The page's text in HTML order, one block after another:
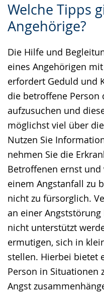
Welche Tipps
Angehörige?
Die Hilfe und
eines Angehörigen
erfordert Geduld und
die betroffene Person
aufzusuchen und
möglichst viel über
Nutzen Sie
nehmen Sie die
Betroffenen ernst und
einem Angstanfall zu
nicht zu fürsorglich.
an einer
nicht unterstützt
ermutigen, sich in
stellen. Hierbei bietet
Person in Situationen
Angst
Leichten
Sprache
Audio-
Unterstützung.
Video
in
Gebärdensprache
wird
angezeigt.